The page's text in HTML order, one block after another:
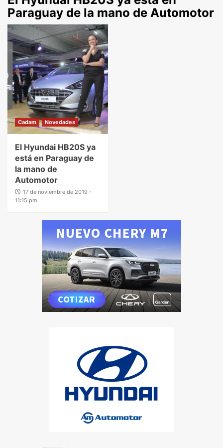
Paraguay de la mano de Automotor
Cadam Novedades
El Hyundai HB20S ya
está en Paraguay de
la mano de
Automotor
17 de noviembre de 2019 -
11:15 pm